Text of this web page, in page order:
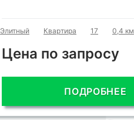
Элитный Квартира 17 0,4 км
Цена по запросу
ПОДРОБНЕЕ